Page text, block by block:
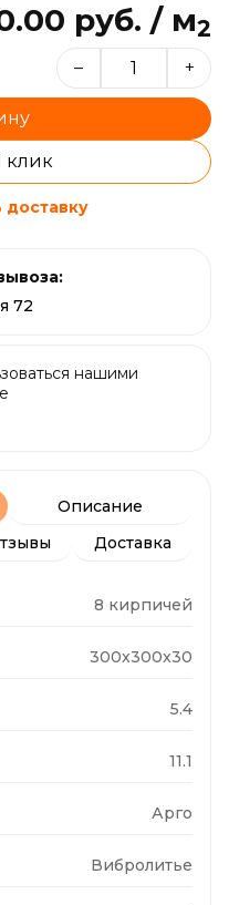
руб. / м2
– +
клик
доставку
72
нашими
Описание
Доставка
8 кирпичей
300x300x30
5.4
11.1
Арго
Вибролитье